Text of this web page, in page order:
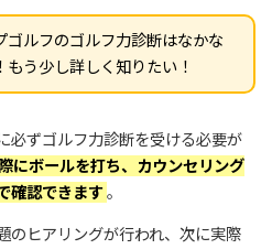
ゴルフのゴルフ力診断はなかな
もう少し詳しく知りたい！
必ずゴルフ力診断を受ける必要が
にボールを打ち、カウンセリング
確認できます。
のヒアリングが行われ、次に実際